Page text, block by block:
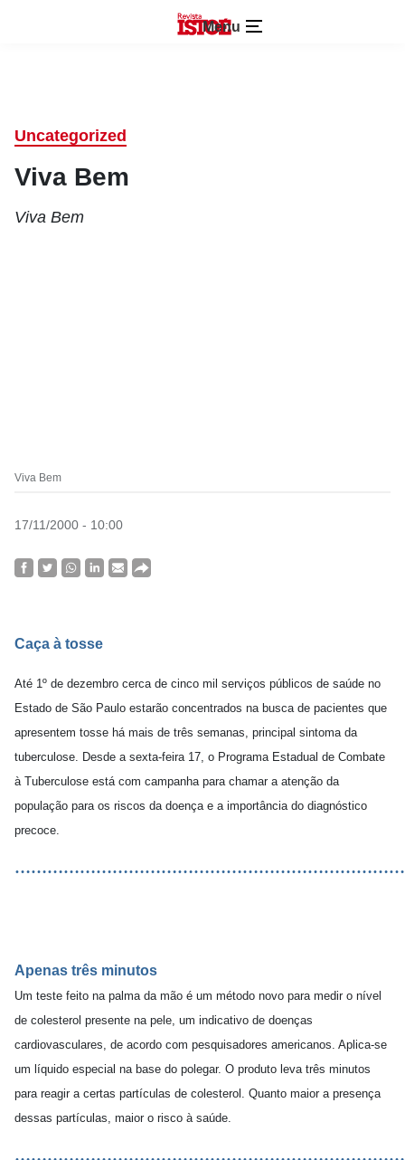
Menu
Uncategorized
Viva Bem
Viva Bem
Viva Bem
17/11/2000 - 10:00
Caça à tosse
Até 1º de dezembro cerca de cinco mil serviços públicos de saúde no
Estado de São Paulo estarão concentrados na busca de pacientes que
apresentem tosse há mais de três semanas, principal sintoma da
tuberculose. Desde a sexta-feira 17, o Programa Estadual de Combate
à Tuberculose está com campanha para chamar a atenção da
população para os riscos da doença e a importância do diagnóstico
precoce.
Apenas três minutos
Um teste feito na palma da mão é um método novo para medir o nível
de colesterol presente na pele, um indicativo de doenças
cardiovasculares, de acordo com pesquisadores americanos. Aplica-se
um líquido especial na base do polegar. O produto leva três minutos
para reagir a certas partículas de colesterol. Quanto maior a presença
dessas partículas, maior o risco à saúde.